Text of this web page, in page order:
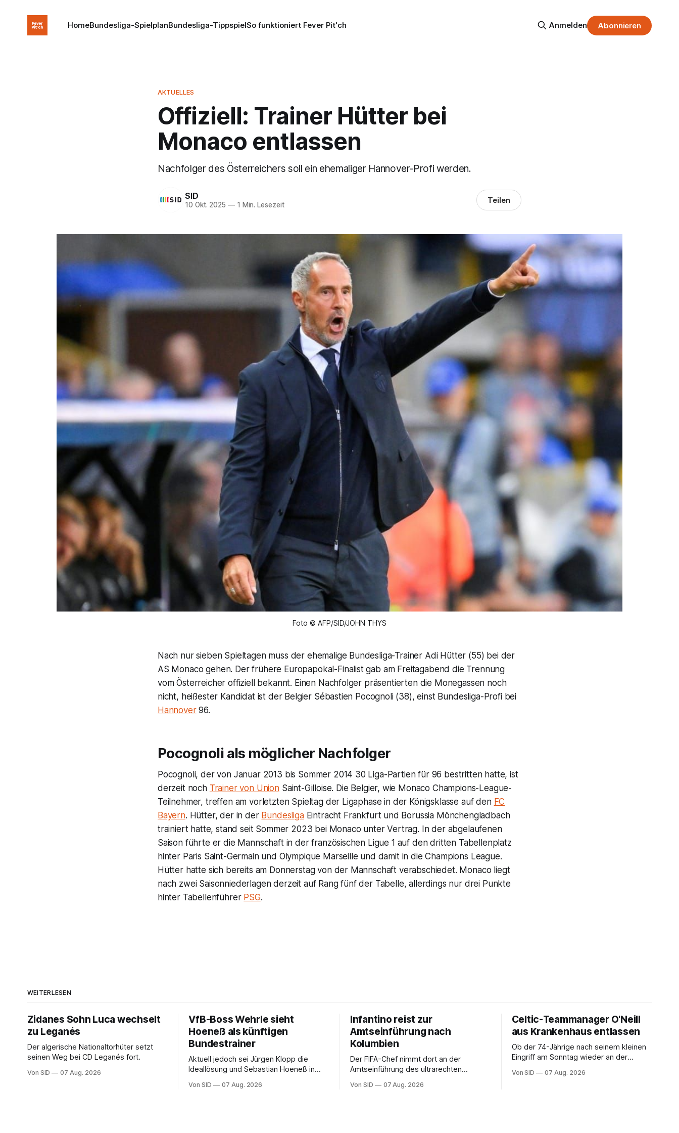
HomeBundesliga-SpielplanBundesliga-TippspielSo funktioniert Fever Pit'ch Anmelden Abonnieren
AKTUELLES
Offiziell: Trainer Hütter bei
Monaco entlassen
Nachfolger des Österreichers soll ein ehemaliger Hannover-Profi werden.
SID
10 Okt. 2025 —1 Min. Lesezeit Teilen
Foto © AFP/SID/JOHN THYS
Nach nur sieben Spieltagen muss der ehemalige Bundesliga-Trainer Adi Hütter (55) bei der
AS Monaco gehen. Der frühere Europapokal-Finalist gab am Freitagabend die Trennung
vom Österreicher offiziell bekannt. Einen Nachfolger präsentierten die Monegassen noch
nicht, heißester Kandidat ist der Belgier Sébastien Pocognoli (38), einst Bundesliga-Profi bei
Hannover96.
Pocognoli als möglicher Nachfolger
Pocognoli, der von Januar 2013 bis Sommer 2014 30 Liga-Partien für 96 bestritten hatte, ist
derzeit noch Trainer von UnionSaint-Gilloise. Die Belgier, wie Monaco Champions-League-
Teilnehmer, treffen am vorletzten Spieltag der Ligaphase in der Königsklasse auf den FC
Bayern. Hütter, der in der BundesligaEintracht Frankfurt und Borussia Mönchengladbach
trainiert hatte, stand seit Sommer 2023 bei Monaco unter Vertrag. In der abgelaufenen
Saison führte er die Mannschaft in der französischen Ligue 1 auf den dritten Tabellenplatz
hinter Paris Saint-Germain und Olympique Marseille und damit in die Champions League.
Hütter hatte sich bereits am Donnerstag von der Mannschaft verabschiedet. Monaco liegt
nach zwei Saisonniederlagen derzeit auf Rang fünf der Tabelle, allerdings nur drei Punkte
hinter Tabellenführer PSG.
WEITERLESEN
Zidanes Sohn Luca wechselt
zu Leganés
Der algerische Nationaltorhüter setzt
seinen Weg bei CD Leganés fort.
Von SID 07 Aug. 2026
VfB-Boss Wehrle sieht
Hoeneß als künftigen
Bundestrainer
Aktuell jedoch sei Jürgen Klopp die
Ideallösung und Sebastian Hoeneß in
Wehrle.
Von SID 07 Aug. 2026
Infantino reist zur
Amtseinführung nach
Kolumbien
Der FIFA-Chef nimmt dort an der
Amtseinführung des ultrarechten
Von SID 07 Aug. 2026
Celtic-Teammanager O'Neill
aus Krankenhaus entlassen
Ob der 74-Jährige nach seinem kleinen
Eingriff am Sonntag wieder an der
Von SID 07 Aug. 2026